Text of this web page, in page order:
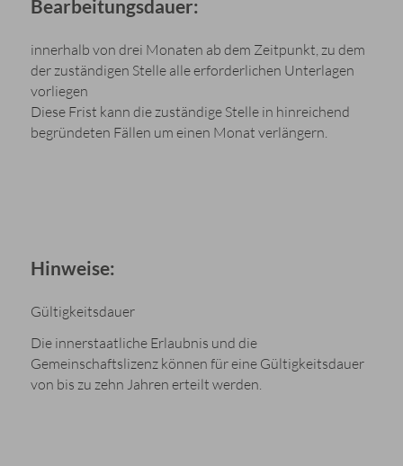
Bearbeitungsdauer:
innerhalb von drei Monaten ab dem Zeitpunkt, zu dem
der zuständigen Stelle alle erforderlichen Unterlagen
vorliegen
Diese Frist kann die zuständige Stelle in hinreichend
begründeten Fällen um einen Monat verlängern.
Hinweise:
Gültigkeitsdauer
Die innerstaatliche Erlaubnis und die
Gemeinschaftslizenz können für eine Gültigkeitsdauer
von bis zu zehn Jahren erteilt werden.